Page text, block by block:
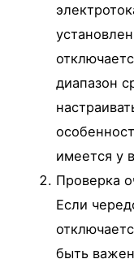
диапазон
имеется у
Проверка
Если
быть